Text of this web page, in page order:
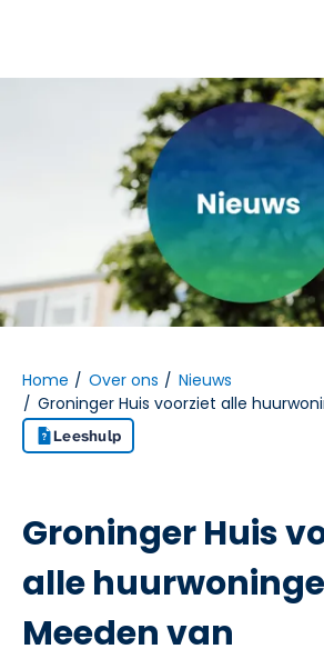
Naar hoofdinhoud
Naar hoofdnavigatiemenu
Home Over ons
Nieuws
Groninger Huis voorziet alle huurwoningen in
Leeshulp
Groninger Huis
alle
Meeden van